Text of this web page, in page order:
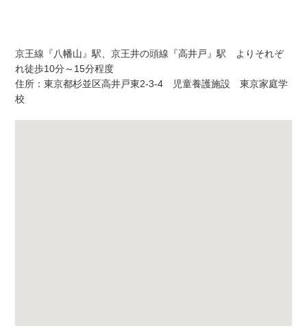
京王線『八幡山』駅、京王井の頭線『高井戸』駅 よりそれぞ
れ徒歩10分～15分程度
住所：東京都杉並区高井戸東2-3-4 児童養護施設 東京家庭学
校